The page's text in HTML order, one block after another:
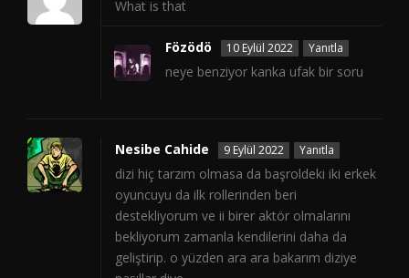
What is that
Fözödö 10 Eylül 2022 Yanıtla
neye benziyor kanka ufak bir soru
Nesibe Cahide 9 Eylül 2022 Yanıtla
dizi hiç tarzım olmasa da başroldeki iki erkek
oyuncuyu da ilk rollerinden beri
destekliyorum ve ii birer aktör olmalarını
bekliyorum zamanla kendilerini daha da
geliştirip. o yüzden ara ara bakarım diziye